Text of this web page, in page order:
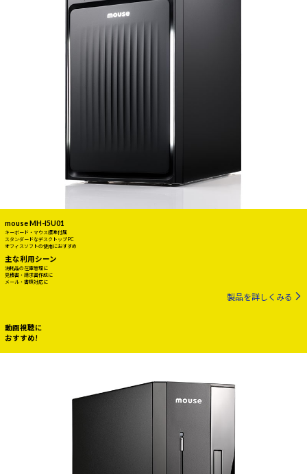
mouse MH-I5U01
キーボード・マウス標準付属
スタンダードなデスクトップPC
オフィスソフトの使用におすすめ
主な利用シーン
消耗品の在庫管理に
見積書・請求書作成に
メール・書類対応に
製品を詳しくみる
動画視聴に
おすすめ!